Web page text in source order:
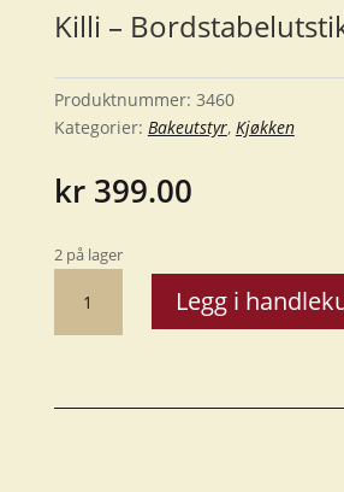
Killi –
Produktnummer: 3460
Kategorier: Bakeutstyr, Kjøkken
kr399.00
2 på lager
Bordstabelutstikker
Legg i